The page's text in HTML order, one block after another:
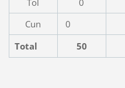
Cun
0
Total
50